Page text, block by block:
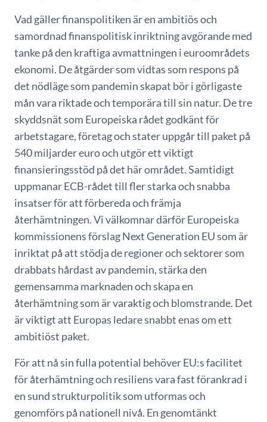
Vad gäller finanspolitiken är en ambitiös och
samordnad finanspolitisk inriktning avgörande med
tanke på den kraftiga avmattningen i euroområdets
ekonomi. De åtgärder som vidtas som respons på
det nödläge som pandemin skapat bör i görligaste
mån vara riktade och temporära till sin natur. De tre
skyddsnät som Europeiska rådet godkänt för
arbetstagare, företag och stater uppgår till paket på
540 miljarder euro och utgör ett viktigt
finansieringsstöd på det här området. Samtidigt
uppmanar ECB-rådet till fler starka och snabba
insatser för att förbereda och främja
återhämtningen. Vi välkomnar därför Europeiska
kommissionens förslag Next Generation EU som är
inriktat på att stödja de regioner och sektorer som
drabbats hårdast av pandemin, stärka den
gemensamma marknaden och skapa en
återhämtning som är varaktig och blomstrande. Det
är viktigt att Europas ledare snabbt enas om ett
ambitiöst paket.
För att nå sin fulla potential behöver EU:s facilitet
för återhämtning och resiliens vara fast förankrad i
en sund strukturpolitik som utformas och
genomförs på nationell nivå. En genomtänkt